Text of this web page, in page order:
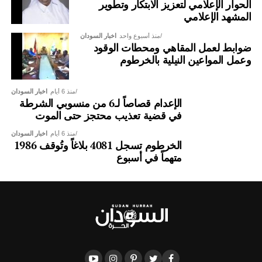
*لا أجد مبرراً للهجوم الذي شنه البعض على زيارة البرهان لدولة
الإمارات الأيام الماضية، بل من المفترض أن نشجع أي مجهود
يقود للاستثمار من دولة كما الإمارات، وفق القوانين واللوائح
المعروفة؛ لأنه الطريق الأمثل لحل مشاكلنا الاقتصادية، وليس
الحوار الإعلامي لتعزيز الابتكار وتطوير
المشهد الإعلامي
اخبار السودان منذ أسبوع واحد
ضوابط لعمل المقاهي ومحطات الوقود
وعمل المواعين النيلية بالخرطوم
اخبار السودان منذ 6 أيام
الإعدام قصاصاً لـ6 من منسوبي الشرطة
في قضية تعذيب محتجز حتى الموت
اخبار السودان منذ 6 أيام
الخرطوم تسجل 4081 بلاغاً وتُوقف 1986
متهماً في أسبوع